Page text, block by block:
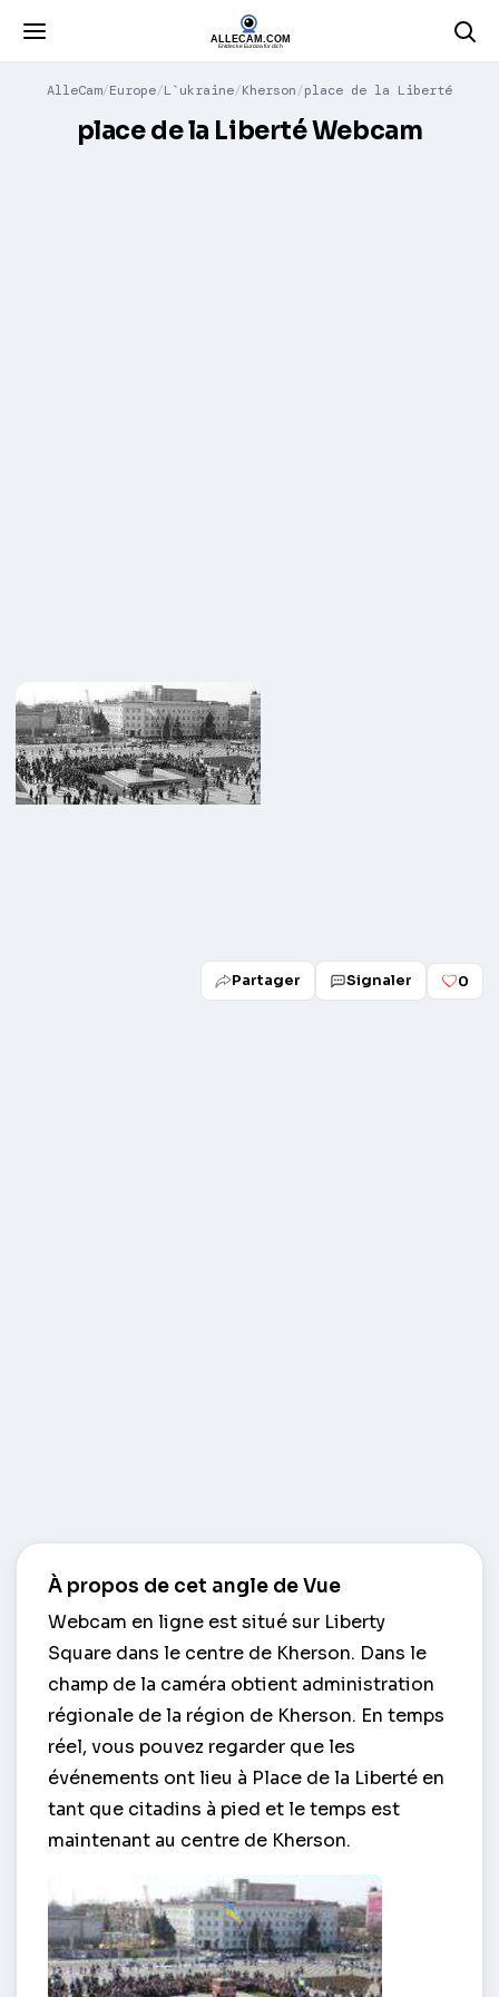
AlleCam Europe L`ukraine Kherson place de la Liberté
place de la Liberté Webcam
Partager Signaler 0
À propos de cet angle de Vue
Webcam en ligne est situé sur Liberty
Square dans le centre de Kherson. Dans le
champ de la caméra obtient administration
régionale de la région de Kherson. En temps
réel, vous pouvez regarder que les
événements ont lieu à Place de la Liberté en
tant que citadins à pied et le temps est
maintenant au centre de Kherson.